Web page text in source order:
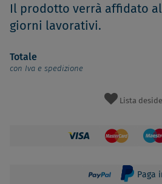
Il prodotto verrà affidato
giorni lavorativi.
Totale
con Iva e spedizione
Lista
Paga